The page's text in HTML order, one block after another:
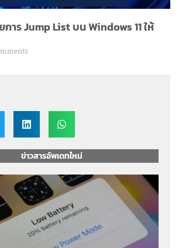
การ Jump List บน Windows 11 ให้
ข่าวสารอัพเดทใหม่